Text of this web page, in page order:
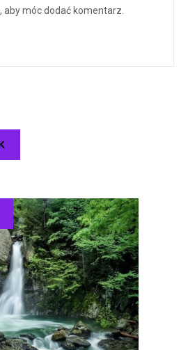
, aby móc dodać komentarz.